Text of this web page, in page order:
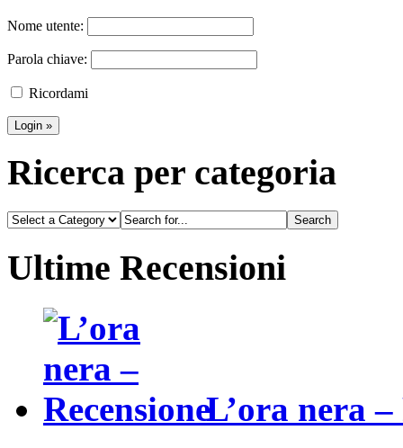
Nome utente:
Parola chiave:
Ricordami
Ricerca per categoria
Ultime Recensioni
L’ora nera –